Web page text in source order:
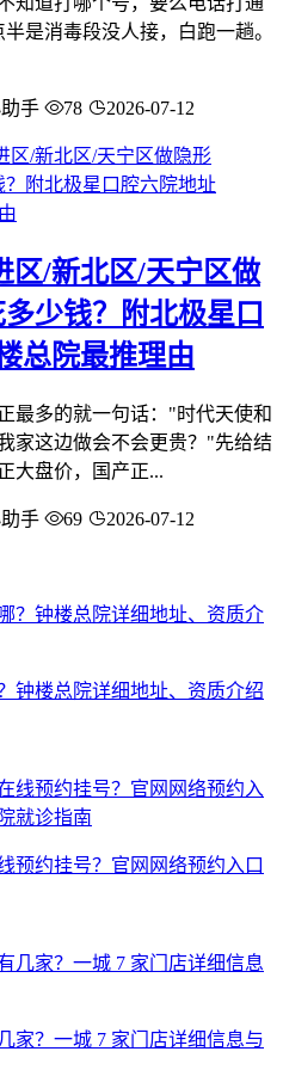
是消毒段没人接，白跑一趟。
手 78 2026-07-12
区/新北区/天宁区做
少钱？附北极星口
总院最推理由
最多的就一句话："时代天使和
家这边做会不会更贵？"先给结
大盘价，国产正...
手 69 2026-07-12
钟楼总院详细地址、资质介绍
预约挂号？官网网络预约入口
家？一城 7 家门店详细信息与